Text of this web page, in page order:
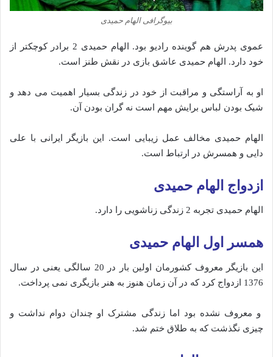
بیوگرافی الهام حمیدی
عموی پدرش هم گوینده رادیو بود. الهام حمیدی 2 برادر کوچکتر از
خود دارد. الهام حمیدی عاشق بازی در نقش طنز است.
او به آراستگی و مراقبت از خود در زندگی‌ بسیار اهمیت می دهد و
شیک بودن لباس برایش مهم است نه گران بودن آن.
الهام حمیدی مخالف عمل زیبایی است. این بازیگر ایرانی با علی
دایی و همسرش در ارتباط است.
ازدواج الهام حمیدی
الهام حمیدی تجربه 2 زندگی زناشویی را دارد.
همسر اول الهام حمیدی
این بازیگر معروف کشورمان اولین بار در 20 سالگی یعنی در سال
1376 ازدواج کرد که در آن زمان هنوز به هنر بازیگری نمی پرداخت.
و معروف نشده بود اما زندگی مشترک او چندان دوام نداشت و
چیزی نگذشت که به طلاق ختم شد.